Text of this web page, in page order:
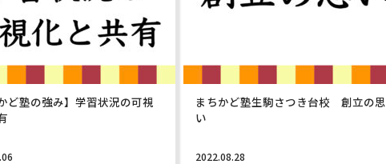
ど塾の強み】学習状況の可視
まちかど塾生駒さつき台校 創立の思
い
2022.08.28